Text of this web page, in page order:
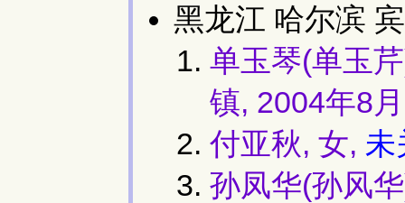
黑龙江 哈尔滨
单玉琴(单玉
镇, 2004年8
付亚秋, 女, 未
孙凤华(孙风